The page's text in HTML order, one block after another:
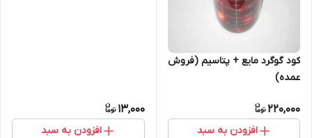
کود گوگرد مایع + پتاسیم (فروش
عمده)
220,000
افزودن به سبد
13,000
افزودن به سبد